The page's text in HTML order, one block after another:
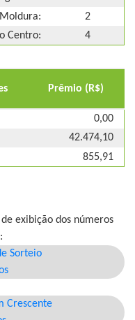
2
Centro:
4
Prêmio (R$)
0,00
42.474,10
855,91
exibição dos números
Sorteio
Crescente